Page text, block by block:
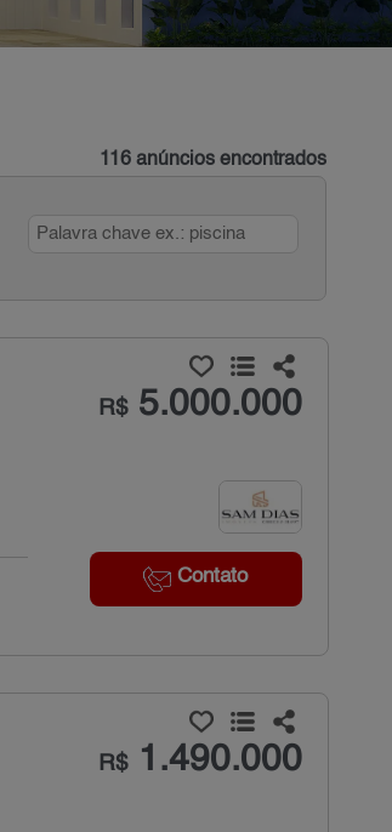
116 anúncios encontrados
R$5.000.000
Contato
R$1.490.000